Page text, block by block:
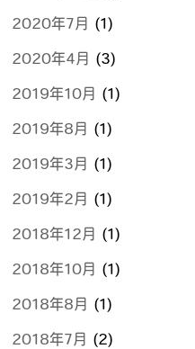
2020年7月 (1)
2020年4月 (3)
2019年10月 (1)
2019年8月 (1)
2019年3月 (1)
2019年2月 (1)
2018年12月 (1)
2018年10月 (1)
2018年8月 (1)
2018年7月 (2)